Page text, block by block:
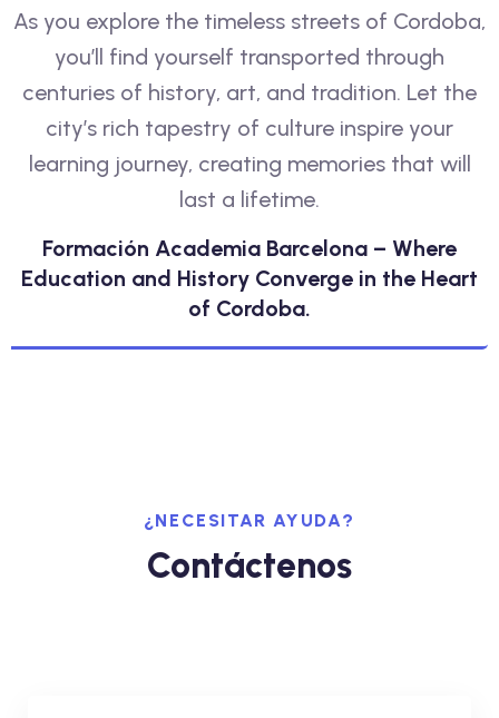
As you explore the timeless streets of Cordoba,
you’ll find yourself transported through
centuries of history, art, and tradition. Let the
city’s rich tapestry of culture inspire your
learning journey, creating memories that will
last a lifetime.
Formación Academia Barcelona – Where
Education and History Converge in the Heart
of Cordoba.
¿NECESITAR AYUDA?
Contáctenos